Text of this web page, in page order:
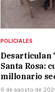
POLICIALES
Desarticulan
Santa Rosa:
millonario
6 de agosto de